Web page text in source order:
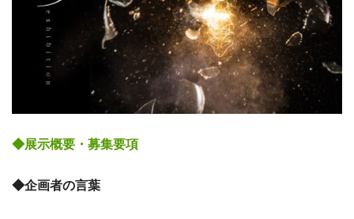
◆展示概要・募集要項
◆企画者の言葉